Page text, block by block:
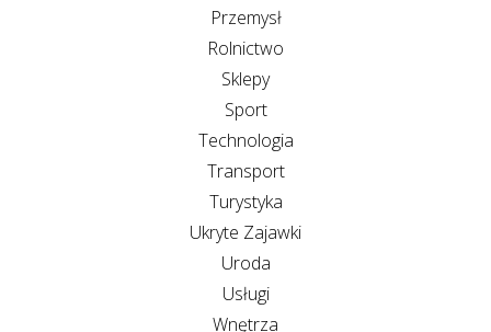
Przemysł
Rolnictwo
Sklepy
Sport
Technologia
Transport
Turystyka
Ukryte Zajawki
Uroda
Usługi
Wnętrza